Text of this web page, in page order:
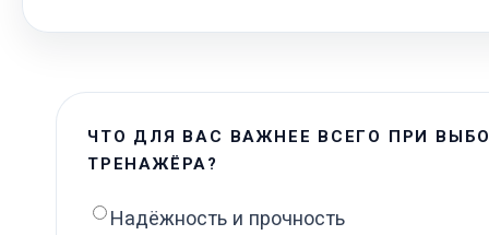
ЧТО ДЛЯ ВАС ВАЖНЕЕ ВСЕГО ПРИ
ТРЕНАЖЁРА?
Надёжность и прочность